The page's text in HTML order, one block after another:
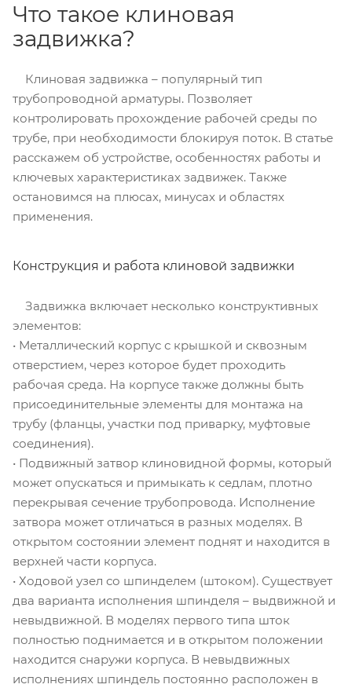
Что такое клиновая
задвижка?
Клиновая задвижка – популярный тип
трубопроводной арматуры. Позволяет
контролировать прохождение рабочей среды по
трубе, при необходимости блокируя поток. В статье
расскажем об устройстве, особенностях работы и
ключевых характеристиках задвижек. Также
остановимся на плюсах, минусах и областях
применения.
Конструкция и работа клиновой задвижки
Задвижка включает несколько конструктивных
элементов:
• Металлический корпус с крышкой и сквозным
отверстием, через которое будет проходить
рабочая среда. На корпусе также должны быть
присоединительные элементы для монтажа на
трубу (фланцы, участки под приварку, муфтовые
соединения).
• Подвижный затвор клиновидной формы, который
может опускаться и примыкать к седлам, плотно
перекрывая сечение трубопровода. Исполнение
затвора может отличаться в разных моделях. В
открытом состоянии элемент поднят и находится в
верхней части корпуса.
• Ходовой узел со шпинделем (штоком). Существует
два варианта исполнения шпинделя – выдвижной и
невыдвижной. В моделях первого типа шток
полностью поднимается и в открытом положении
находится снаружи корпуса. В невыдвижных
исполнениях шпиндель постоянно расположен в